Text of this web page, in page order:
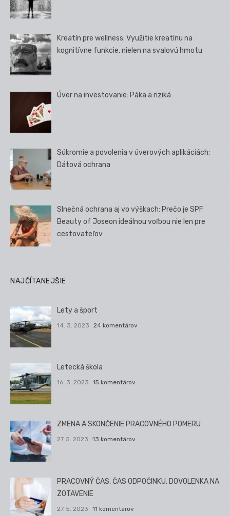
Kreatín pre wellness: Využitie kreatínu na
kognitívne funkcie, nielen na svalovú hmotu
Úver na investovanie: Páka a riziká
Súkromie a povolenia v úverových aplikáciách:
Dátová ochrana
Slnečná ochrana aj vo výškach: Prečo je SPF
Beauty of Joseon ideálnou voľbou nie len pre
cestovateľov
NAJČÍTANEJŠIE
Lety a šport
14. 3. 2023 24 komentárov
Letecká škola
16. 3. 2023 15 komentárov
ZMENA A SKONČENIE PRACOVNÉHO POMERU
27. 5. 2023 13 komentárov
PRACOVNÝ ČAS, ČAS ODPOČINKU, DOVOLENKA NA
ZOTAVENIE
27. 5. 2023 11 komentárov